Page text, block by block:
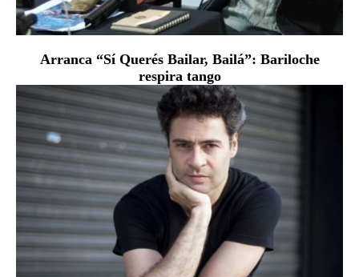
Arranca “Sí Querés Bailar, Bailá”: Bariloche
respira tango